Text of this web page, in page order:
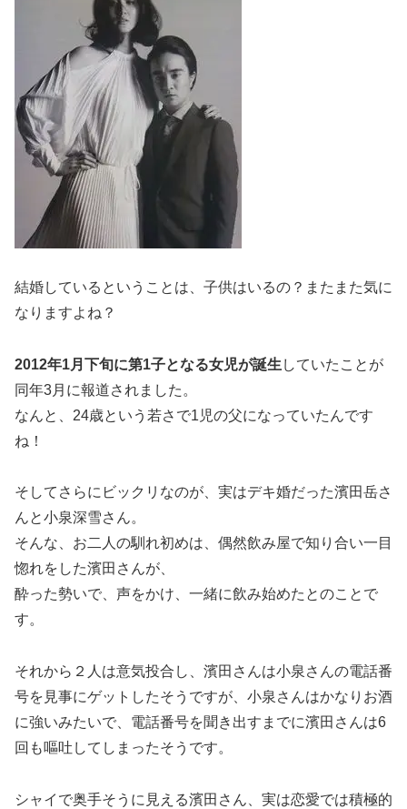
結婚しているということは、子供はいるの？またまた気に
なりますよね？
2012年1月下旬に第1子となる女児が誕生 していたことが
同年3月に報道されました。
なんと、24歳という若さで1児の父になっていたんです
ね！
そしてさらにビックリなのが、実はデキ婚だった濱田岳さ
んと小泉深雪さん。
そんな、お二人の馴れ初めは、偶然飲み屋で知り合い一目
惚れをした濱田さんが、
酔った勢いで、声をかけ、一緒に飲み始めたとのことで
す。
それから２人は意気投合し、濱田さんは小泉さんの電話番
号を見事にゲットしたそうですが、小泉さんはかなりお酒
に強いみたいで、電話番号を聞き出すまでに濱田さんは6
回も嘔吐してしまったそうです。
シャイで奥手そうに見える濱田さん、実は恋愛では積極的